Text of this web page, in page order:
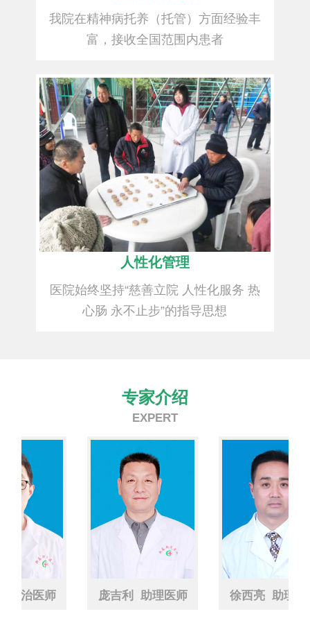
我院在精神病托养（托管）方面经验丰
富，接收全国范围内患者
人性化管理
医院始终坚持“慈善立院 人性化服务 热
心肠 永不止步”的指导思想
专家介绍
EXPERT
庞吉利 助理医师 徐西亮 助理医师